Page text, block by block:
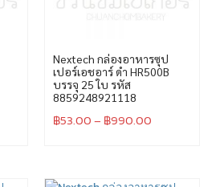
Nextech กล่องอาหารซุป
เปอร์เอชอาร์ ดำ HR500B
บรรจุ 25 ใบ รหัส
8859248921118
฿53.00– ฿990.00